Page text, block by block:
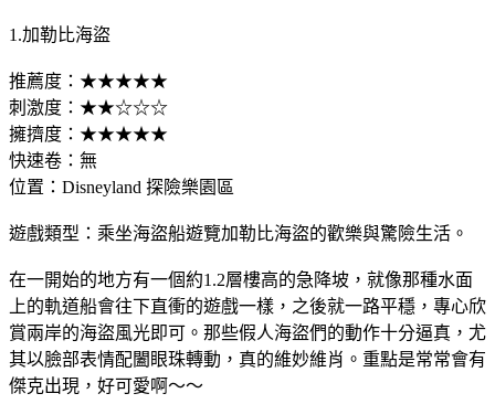
1.加勒比海盜
推薦度：★★★★★
刺激度：★★☆☆☆
擁擠度：★★★★★
快速卷：無
位置：Disneyland 探險樂園區
遊戲類型：乘坐海盜船遊覽加勒比海盜的歡樂與驚險生活。
在一開始的地方有一個約1.2層樓高的急降坡，就像那種水面
上的軌道船會往下直衝的遊戲一樣，之後就一路平穩，專心欣
賞兩岸的海盜風光即可。那些假人海盜們的動作十分逼真，尤
其以臉部表情配闔眼珠轉動，真的維妙維肖。重點是常常會有
傑克出現，好可愛啊～～